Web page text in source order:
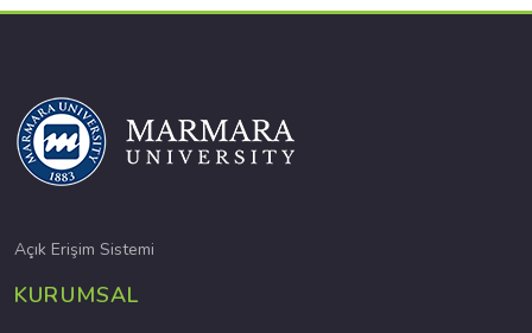
Açık Erişim Sistemi
KURUMSAL